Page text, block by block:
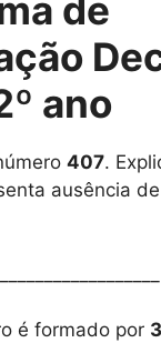
de
ano
407.
ausência
é formado por